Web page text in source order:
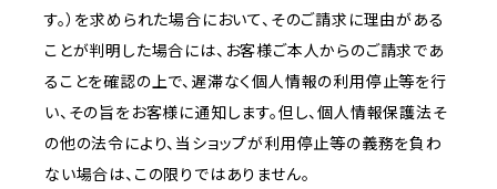
す。）を求められた場合において、そのご請求に理由がある
ことが判明した場合には、お客様ご本人からのご請求であ
ることを確認の上で、遅滞なく個人情報の利用停止等を行
い、その旨をお客様に通知します。但し、個人情報保護法そ
の他の法令により、当ショップが利用停止等の義務を負わ
ない場合は、この限りではありません。